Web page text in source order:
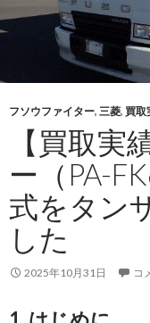
フソウファイター, 三菱, 買取
【買取実
ー（PA-
式をタン
した
2025年10月31日 コ